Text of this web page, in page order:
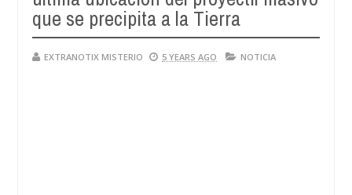
que se precipita a la Tierra
EXTRANOTIX MISTERIO 5 YEARS AGO NOTICIA